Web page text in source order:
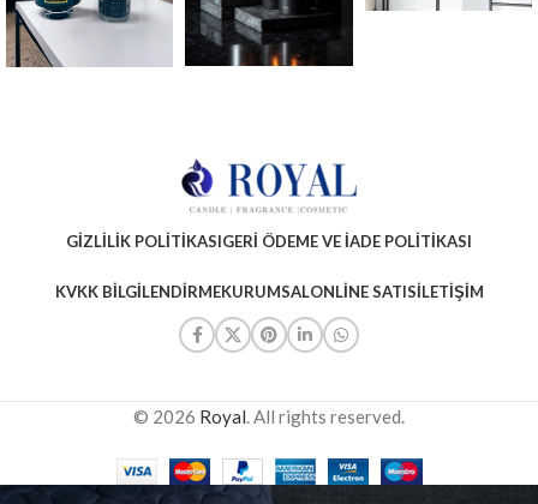
GIZLILIK POLITIKASIGERI ÖDEME VE İADE POLITIKASI
KVKK BILGILENDIRMEKURUMSALONLINE SATISİLETIŞIM
© 2026 Royal. All rights reserved.